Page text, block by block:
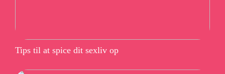
Tips til at spice dit sexliv op